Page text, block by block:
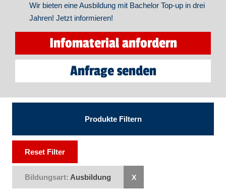
Wir bieten eine Ausbildung mit Bachelor Top-up in drei
Jahren! Jetzt informieren!
Infomaterial anfordern
Anfrage senden
Produkte Filtern
Reset Filter
Bildungsart: Ausbildung